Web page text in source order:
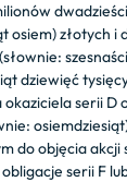
osiem) złotych i
dziewięć
okaziciela serii
do objęcia akcji
serii F